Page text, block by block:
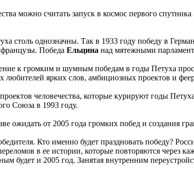
можно считать запуск в космос первого
столь однозначны. Так в 1933 году победу в
Победа Ельцина над мятежными
к громким и шумным победам в годы Петуха
ярких слов, амбициозных проектов и
человечества, которые курируют годы
Союза в 1993 году.
ожидать от 2005 года громких побед и создания
Кто именно будет праздновать победу?
в ее истории, которые повторяются через
будет и 2005 год. Занятая внутренним